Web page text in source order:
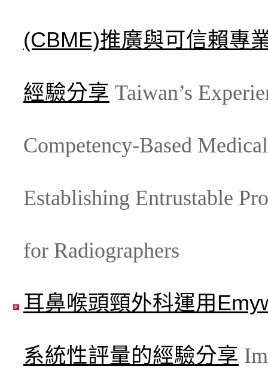
(CBME)推廣與可信賴專
經驗分享 Taiwan’s
Competency-Based
Establishing Entrustable
for Radiographers
耳鼻喉頭頸外科運用
系統性評量的經驗分享